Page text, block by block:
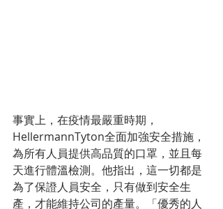
事實上，在疫情最嚴重時期，
HellermannTyton全面加強安全措施，
為所有人員提供高品質的口罩，並且每
天進行體溫檢測。他指出，這一切都是
為了保證人員安全，只有做到安全生
產，才能維持公司的產量。「優秀的人